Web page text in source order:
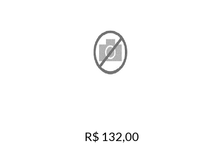
R$ 132,00